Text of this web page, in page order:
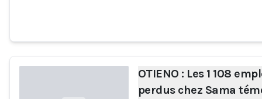
OTIENO : Les 1 108
perdus chez Sama